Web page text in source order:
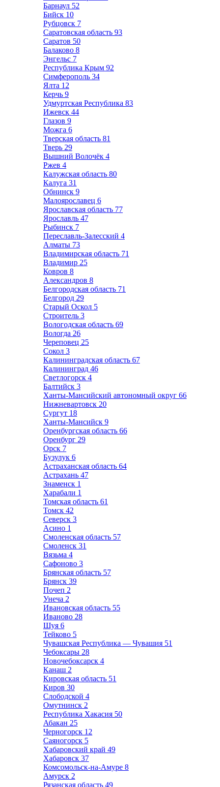
Барнаул 52
Бийск 10
Рубцовск 7
Саратовская область 93
Саратов 50
Балаково 8
Энгельс 7
Республика Крым 92
Симферополь 34
Ялта 12
Керчь 9
Удмуртская Республика 83
Ижевск 44
Глазов 9
Можга 6
Тверская область 81
Тверь 29
Вышний Волочёк 4
Ржев 4
Калужская область 80
Калуга 31
Обнинск 9
Малоярославец 6
Ярославская область 77
Ярославль 47
Рыбинск 7
Переславль-Залесский 4
Алматы 73
Владимирская область 71
Владимир 25
Ковров 8
Александров 8
Белгородская область 71
Белгород 29
Старый Оскол 5
Строитель 3
Вологодская область 69
Вологда 26
Череповец 25
Сокол 3
Калининградская область 67
Калининград 46
Светлогорск 4
Балтийск 3
Ханты-Мансийский автономный округ 66
Нижневартовск 20
Сургут 18
Ханты-Мансийск 9
Оренбургская область 66
Оренбург 29
Орск 7
Бузулук 6
Астраханская область 64
Астрахань 47
Знаменск 1
Харабали 1
Томская область 61
Томск 42
Северск 3
Асино 1
Смоленская область 57
Смоленск 31
Вязьма 4
Сафоново 3
Брянская область 57
Брянск 39
Почеп 2
Унеча 2
Ивановская область 55
Иваново 28
Шуя 6
Тейково 5
Чувашская Республика — Чувашия 51
Чебоксары 28
Новочебоксарск 4
Канаш 2
Кировская область 51
Киров 30
Слободской 4
Омутнинск 2
Республика Хакасия 50
Абакан 25
Черногорск 12
Саяногорск 5
Хабаровский край 49
Хабаровск 37
Комсомольск-на-Амуре 8
Амурск 2
Рязанская область 49